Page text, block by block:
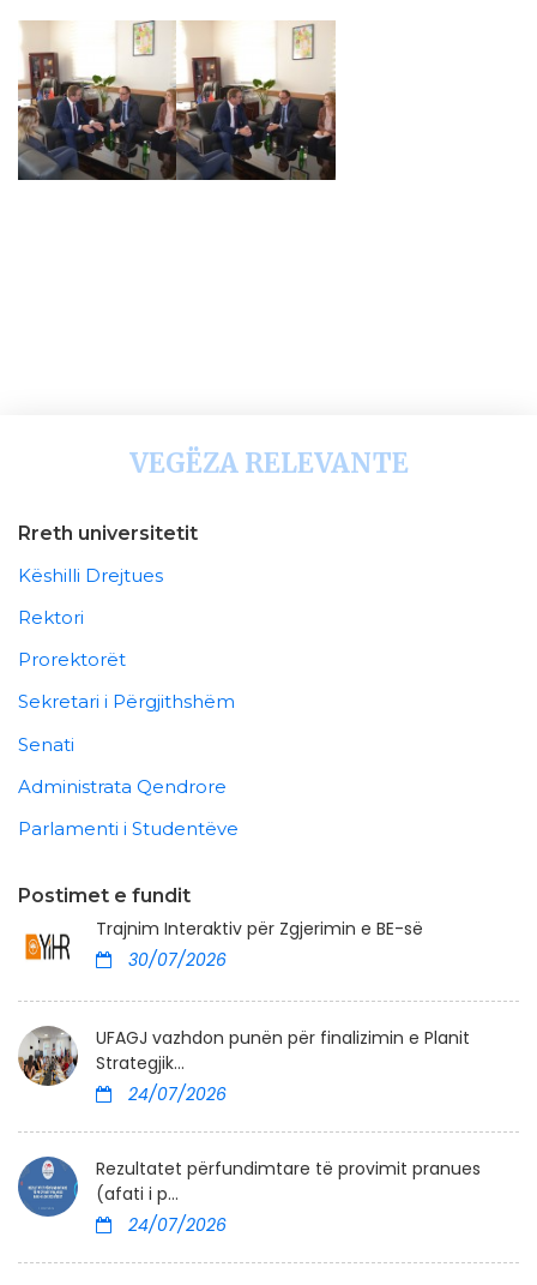
VEGËZA RELEVANTE
Rreth universitetit
Këshilli Drejtues
Rektori
Prorektorët
Sekretari i Përgjithshëm
Senati
Administrata Qendrore
Parlamenti i Studentëve
Postimet e fundit
Trajnim Interaktiv për Zgjerimin e BE-së
30/07/2026
UFAGJ vazhdon punën për finalizimin e Planit
Strategjik...
24/07/2026
Rezultatet përfundimtare të provimit pranues
(afati i p...
24/07/2026